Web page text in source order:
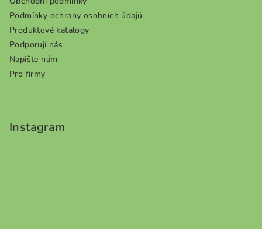
Podmínky ochrany osobních údajů
Produktové katalogy
Podporují nás
Napište nám
Pro firmy
Instagram